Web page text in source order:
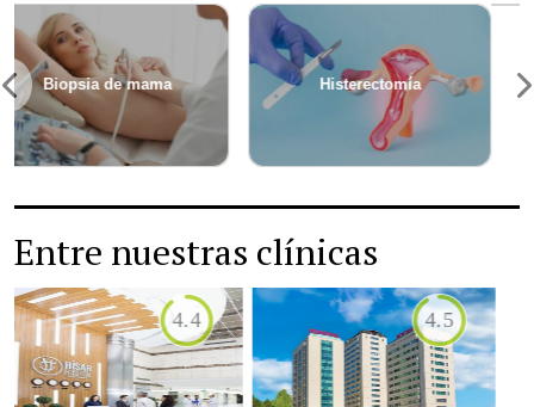
Implante
anticonceptivo
Miomectomía
Entre nuestras clínicas
4.4 5.0